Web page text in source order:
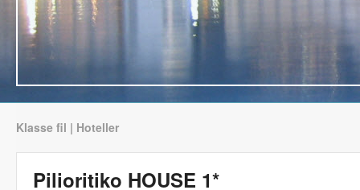
Klasse fil | Hoteller
Pilioritiko HOUSE 1*